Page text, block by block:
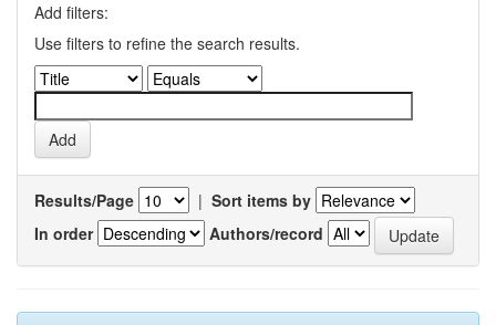
Add filters:
Use filters to refine the search results.
Results/Page | Sort items by
In order
Authors/record